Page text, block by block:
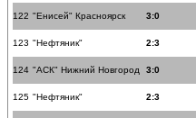
122 "Енисей" Красноярск 3:0
123 "Нефтяник" 2:3
124 "АСК" Нижний Новгород 3:0
125 "Нефтяник" 2:3